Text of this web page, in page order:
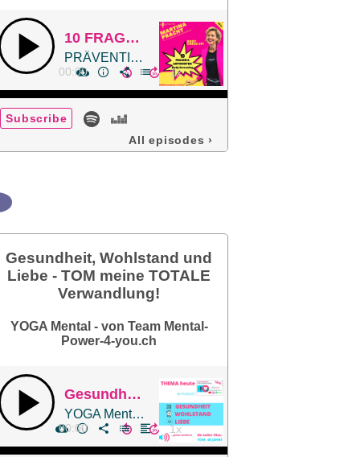
10 FRAGEN-ANTWORTEN zum BODY SCREENING VON UND MIT MARTINA
PRÄVENTION GESUNDHEIT - WAS UND WIE? ZEIT UND KOSTEN? WO?
00:00
Subscribe
All episodes ›
Gesundheit, Wohlstand und
Liebe - TOM meine TOTALE
Verwandlung!
YOGA Mental - von Team Mental-
Power-4-you.ch
Gesundheit, Wohlstand und Liebe - TOM meine TOTALE Verwandlung!
YOGA Mental - von Team Mental-Power-4-you.ch
00:00